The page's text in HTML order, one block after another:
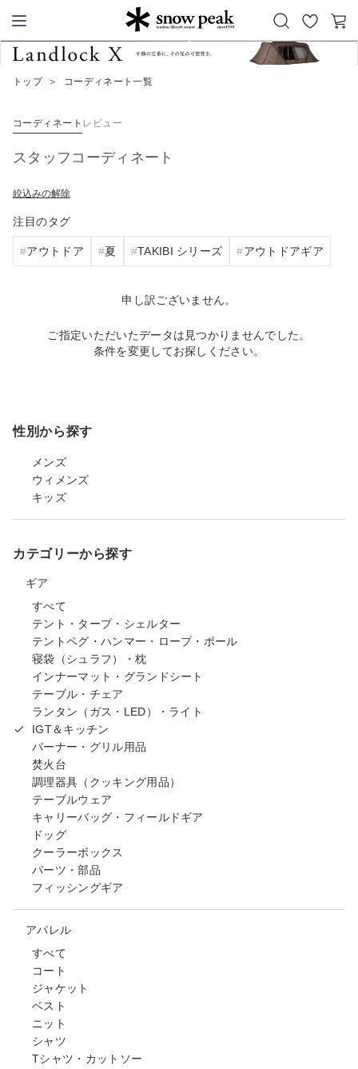
Snow Peak
お
気
カ
トップ ＞ コーディネート一覧
コーディネート レビュー
スタッフコーディネート
絞込みの解除
注目のタグ
アウトドア 夏 TAKIBI シリーズ アウトドアギア
申し訳ございません。
ご指定いただいたデータは見つかりませんでした。
条件を変更してお探しください。
性別から探す
メンズ
ウィメンズ
キッズ
カテゴリーから探す
ギア
すべて
テント・タープ・シェルター
テントペグ・ハンマー・ロープ・ポール
寝袋（シュラフ）・枕
インナーマット・グランドシート
テーブル・チェア
ランタン（ガス・LED）・ライト
IGT＆キッチン
バーナー・グリル用品
焚火台
調理器具（クッキング用品）
テーブルウェア
キャリーバッグ・フィールドギア
ドッグ
クーラーボックス
パーツ・部品
フィッシングギア
アパレル
すべて
コート
ジャケット
ベスト
ニット
シャツ
Tシャツ・カットソー